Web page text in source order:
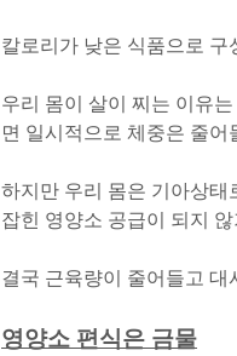
칼로리가 낮은 식품으로
우리 몸이 살이 찌는 이유
면 일시적으로 체중은 줄어
하지만 우리 몸은 기아상태
잡힌 영양소 공급이 되지
결국 근육량이 줄어들고 대
영양소 편식은 금물